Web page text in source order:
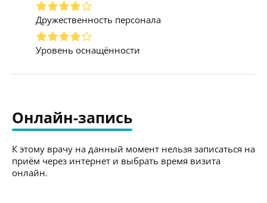
Дружественность персонала
Уровень оснащённости
Онлайн-запись
К этому врачу на данный момент нельзя записаться на
приём через интернет и выбрать время визита
онлайн.